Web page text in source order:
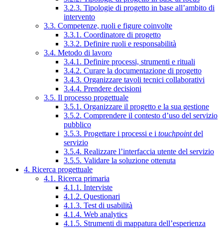
3.2.3. Tipologie di progetto in base all’ambito di
intervento
3.3. Competenze, ruoli e figure coinvolte
3.3.1. Coordinatore di progetto
3.3.2. Definire ruoli e responsabilità
3.4. Metodo di lavoro
3.4.1. Definire processi, strumenti e rituali
3.4.2. Curare la documentazione di progetto
3.4.3. Organizzare tavoli tecnici collaborativi
3.4.4. Prendere decisioni
3.5. Il processo progettuale
3.5.1. Organizzare il progetto e la sua gestione
3.5.2. Comprendere il contesto d’uso del servizio
pubblico
3.5.3. Progettare i processi e i touchpointdel
servizio
3.5.4. Realizzare l’interfaccia utente del servizio
3.5.5. Validare la soluzione ottenuta
4. Ricerca progettuale
4.1. Ricerca primaria
4.1.1. Interviste
4.1.2. Questionari
4.1.3. Test di usabilità
4.1.4. Web analytics
4.1.5. Strumenti di mappatura dell’esperienza